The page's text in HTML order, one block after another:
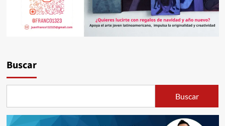
Buscar
Buscar